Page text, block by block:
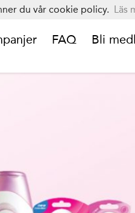
FAQ Bli
du vår cookie policy. Läs